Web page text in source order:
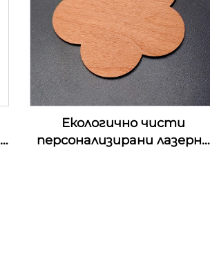
Екологично чисти
персонализирани лазерно